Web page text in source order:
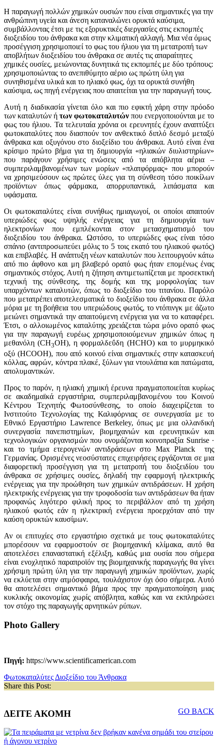
Η παραγωγή πολλών χημικών ουσιών που είναι σημαντικές για την
ανθρώπινη υγεία και άνεση καταναλώνει ορυκτά καύσιμα,
συμβάλλοντας έτσι με τις εξορυκτικές διεργασίες στις εκπομπές
διοξειδίου του άνθρακα και στην κλιματική αλλαγή. Μια νέα όμως
προσέγγιση χρησιμοποιεί το φως του ήλιου για τη μετατροπή των
αποβλήτων διοξειδίου του άνθρακα σε αυτές τις απαραίτητες
χημικές ουσίες, μειώνοντας δυνητικά τις εκπομπές με δύο τρόπους:
χρησιμοποιώντας το ανεπιθύμητο αέριο ως πρώτη ύλη για
συνηθισμένα υλικά και το ηλιακό φως, όχι τα ορυκτά συνήθη
καύσιμα, ως πηγή ενέργειας που απαιτείται για την παραγωγή τους.
Αυτή η διαδικασία γίνεται όλο και πιο εφικτή χάρη στην πρόοδο
των καταλυτών ή των φωτοκαταλυτών που ενεργοποιούνται με το
φως του ήλιου. Τα τελευταία χρόνια οι ερευνητές έχουν αναπτύξει
φωτοκαταλύτες που διασπούν τον ανθεκτικό διπλό δεσμό μεταξύ
άνθρακα και οξυγόνου στο διοξείδιο του άνθρακα. Αυτό είναι ένα
κρίσιμο πρώτο βήμα για τη δημιουργία «ηλιακών διυλιστηρίων»
που παράγουν χρήσιμες ενώσεις από τα απόβλητα αέρια –
συμπεριλαμβανομένων των μορίων «πλατφόρμας» που μπορούν
να χρησιμεύσουν ως πρώτες ύλες για τη σύνθεση τόσο ποικίλων
προϊόντων όπως φάρμακα, απορρυπαντικά, λιπάσματα και
υφάσματα.
Οι φωτοκαταλύτες είναι συνήθως ημιαγωγοί, οι οποίοι απαιτούν
υπεριώδες φως υψηλής ενέργειας για τη δημιουργία των
ηλεκτρονίων που εμπλέκονται στον μετασχηματισμό του
διοξειδίου του άνθρακα. Ωστόσο, το υπεριώδες φως είναι τόσο
σπάνιο (αντιπροσωπεύει μόλις το 5 τοις εκατό του ηλιακού φωτός)
και επιβλαβές. Η ανάπτυξη νέων καταλυτών που λειτουργούν κάτω
από πιο άφθονο και μη βλαβερό ορατό φως ήταν επομένως ένας
σημαντικός στόχος. Αυτή η ζήτηση αντιμετωπίζεται με προσεκτική
τεχνική της σύνθεσης, της δομής και της μορφολογίας των
υπαρχόντων καταλυτών, όπως το διοξείδιο του τιτανίου. Παρόλο
που μετατρέπει αποτελεσματικά το διοξείδιο του άνθρακα σε άλλα
μόρια με τη βοήθεια του υπεριώδους φωτός, το ντόπινγκ με άζωτο
μειώνει σημαντικά την απαιτούμενη ενέργεια για να το καταφέρει.
Έτσι, ο αλλοιωμένος καταλύτης χρειάζεται τώρα μόνο ορατό φως
για την παραγωγή ευρέως χρησιμοποιούμενων χημικών όπως η
μεθανόλη (CH3OH), η φορμαλδεΰδη (HCHO) και το μυρμηκικό
οξύ (HCOOH), που από κοινού είναι σημαντικές στην κατασκευή
κόλλας, αφρών, κόντρα πλακέ, ξύλων για ντουλάπια και πατώματα,
απολυμαντικών.
Προς το παρόν, η ηλιακή χημική έρευνα πραγματοποιείται κυρίως
σε ακαδημαϊκά εργαστήρια, συμπεριλαμβανομένου του Κοινού
Κέντρου Τεχνητής Φωτοσύνθεσης, το οποίο διαχειρίζεται το
Ινστιτούτο Τεχνολογίας της Καλιφόρνιας σε συνεργασία με το
Εθνικό Εργαστήριο Lawrence Berkeley, όπως με μια ολλανδική
συνεργασία πανεπιστημίων, βιομηχανιών και ερευνητικών και
τεχνολογικών οργανισμών που ονομάζονται κοινοπραξία Sunrise ·
και το τμήμα ετερογενών αντιδράσεων στο Max Planck της
Γερμανίας. Ορισμένες νεοσύστατες επιχειρήσεις εργάζονται σε μια
διαφορετική προσέγγιση για τη μετατροπή του διοξειδίου του
άνθρακα σε χρήσιμες ουσίες, δηλαδή την εφαρμογή ηλεκτρικής
ενέργειας για την προώθηση των χημικών αντιδράσεων. Η χρήση
ηλεκτρικής ενέργειας για την τροφοδοσία των αντιδράσεων θα ήταν
προφανώς λιγότερο φιλική προς το περιβάλλον από τη χρήση
ηλιακού φωτός εάν η ηλεκτρική ενέργεια προερχόταν από την
καύση ορυκτών καυσίμων.
Αν οι επιτυχίες στο εργαστήριο σχετικά με τους φωτοκαταλύτες
μπορέσουν να εφαρμοστούν σε βιομηχανική κλίμακα, αυτό θα
αποτελέσει επαναστατική εξέλιξη, καθώς μια ουσία που σήμερα
είναι ενοχλητικό παραπροϊόν της βιομηχανικής παραγωγής θα γίνει
χρήσιμη πρώτη ύλη για την παραγωγή χημικών προϊόντων, χωρίς
να εκλύεται στην ατμόσφαιρα, τουλάχιστον όχι όσο σήμερα. Αυτό
θα αποτελέσει σημαντικό βήμα προς την πραγματοποίηση μιας
κυκλικής οικονομίας χωρίς απόβλητα, καθώς και να εκπληρώσει
τον στόχο της παραγωγής αρνητικών ρύπων.
Photo Gallery
Πηγή: https://www.scientificamerican.com
Φωτοκαταλύτες Διοξείδιο του Άνθρακα
Share this Post:
GO BACK
ΔΕΙΤΕ ΑΚΟΜΗ